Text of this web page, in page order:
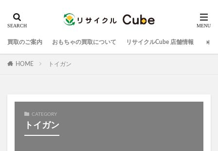
買取のご案内 おもちゃの買取について リサイクルCube 店舗情報
HOME トイガン
CATEGORY
トイガン